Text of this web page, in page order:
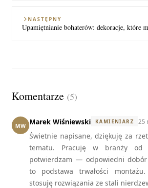
NASTĘPNY
Upamiętnianie bohaterów: dekoracje, które
Komentarze (5)
MW Marek Wiśniewski KAMIENIARZ 25
Świetnie napisane, dziękuję za
tematu. Pracuję w branży
potwierdzam — odpowiedni
to podstawa trwałości
stosuję rozwiązania ze stali